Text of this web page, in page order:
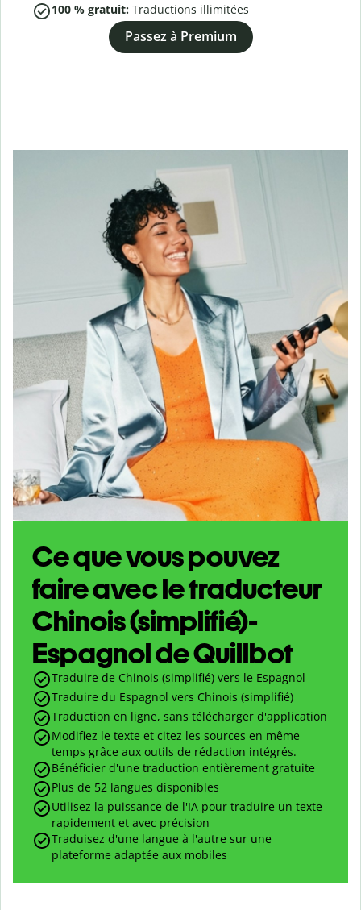
100 % gratuit: Traductions illimitées
Passez à Premium
Ce que vous pouvez
faire avec le traducteur
Chinois (simplifié)-
Espagnol de Quillbot
Traduire de Chinois (simplifié) vers le Espagnol
Traduire du Espagnol vers Chinois (simplifié)
Traduction en ligne, sans télécharger d'application
Modifiez le texte et citez les sources en même
temps grâce aux outils de rédaction intégrés.
Bénéficier d'une traduction entièrement gratuite
Plus de 52 langues disponibles
Utilisez la puissance de l'IA pour traduire un texte
rapidement et avec précision
Traduisez d'une langue à l'autre sur une
plateforme adaptée aux mobiles